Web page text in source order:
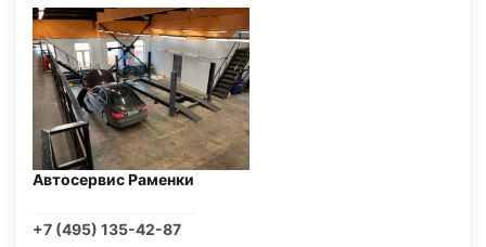
Автосервис Раменки
+7 (495) 135-42-87